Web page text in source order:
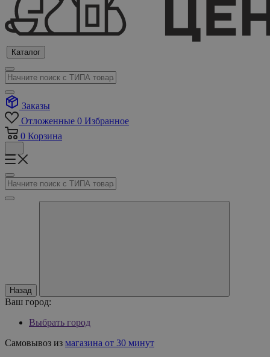
Каталог
Заказы
Отложенные 0 Избранное
0 Корзина
Назад
Ваш город:
Выбрать город
Самовывоз из магазина от 30 минут